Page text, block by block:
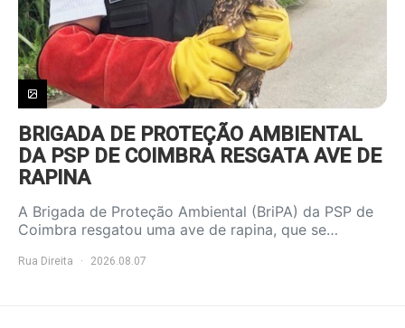
BRIGADA DE PROTEÇÃO AMBIENTAL
DA PSP DE COIMBRA RESGATA AVE DE
RAPINA
A Brigada de Proteção Ambiental (BriPA) da PSP de
Coimbra resgatou uma ave de rapina, que se…
Rua Direita 2026.08.07